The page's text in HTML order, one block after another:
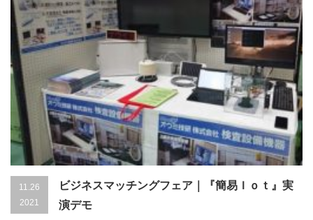
11.26
2021
ビジネスマッチングフェア｜『簡易Ｉｏｔ』実
演デモ